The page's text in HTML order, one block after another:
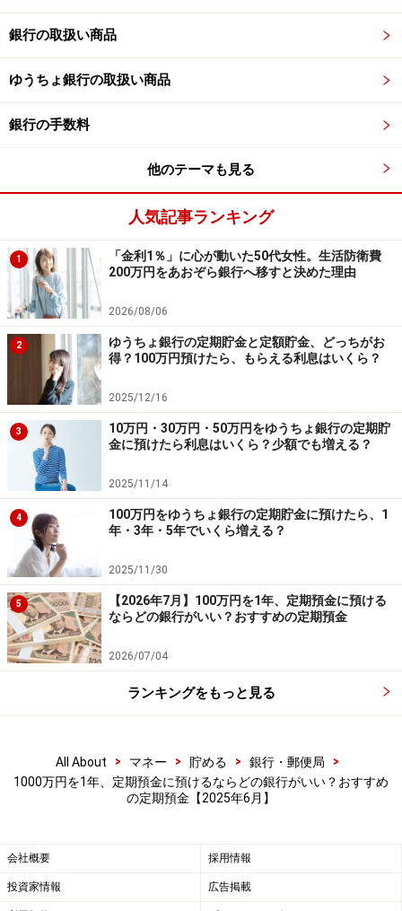
ンがあり、金利年1.11％となる。預入期間は1年で、預入
金額50万円以上。
※「店頭・テレホンバンクでのスターワン円定期預金プ
ラス」および上記の新規口座開設優遇プランの場合は、
「夏のボーナスキャンペーン」の対象外。
④オリックス銀行
商品名：eダイレクト定期預金～インターネット取
引専用預金～大口定期
金利：0.85％
預入期間：1年
預入金額：1000万円以上（1円単位）
※新規口座開設の場合は、「eダイレクト定期預金 優遇金
利プログラム」が利用でき、1年ものは金利年1.20％とな
る。預入額上限は1000万円。
⑤愛媛銀行 四国八十八カ所支店
商品名：四国八十八カ所支店定期預金 スーパー定
期300
金利：0.85％
預入期間：1年
預入金額：300万円以上1000万円以下（1円単位）
※特別金利プラン適用。終了時期は未定。
商品名：円定期預金
預入期間：1年
預入金額：1000円以上（1円単位）
銀行の取扱い商品
ゆうちょ銀行の取扱い商品
銀行の手数料
他のテーマも見る
人気記事ランキング
1
「金利1％」に心が動いた50代女性。生活防衛費
200万円をあおぞら銀行へ移すと決めた理由
2026/08/06
2
ゆうちょ銀行の定期貯金と定額貯金、どっちがお
得？100万円預けたら、もらえる利息はいくら？
2025/12/16
3
10万円・30万円・50万円をゆうちょ銀行の定期貯
金に預けたら利息はいくら？少額でも増える？
2025/11/14
4
100万円をゆうちょ銀行の定期貯金に預けたら、1
年・3年・5年でいくら増える？
2025/11/30
5
【2026年7月】100万円を1年、定期預金に預ける
ならどの銀行がいい？おすすめの定期預金
2026/07/04
ランキングをもっと見る
All About > マネー > 貯める > 銀行・郵便局
>
1000万円を1年、定期預金に預けるならどの銀行がいい？おすすめ
の定期預金【2025年6月】
会社概要 採用情報
投資家情報 広告掲載